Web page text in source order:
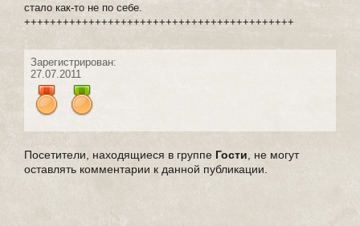
стало как-то не по себе.
++++++++++++++++++++++++++++++++++++++++++
Зарегистрирован:
27.07.2011
Посетители, находящиеся в группе Гости , не могут
оставлять комментарии к данной публикации.